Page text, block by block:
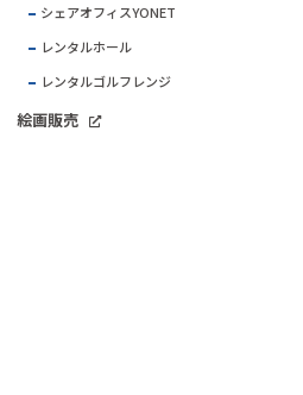
シェアオフィスYONET
レンタルホール
レンタルゴルフレンジ
絵画販売